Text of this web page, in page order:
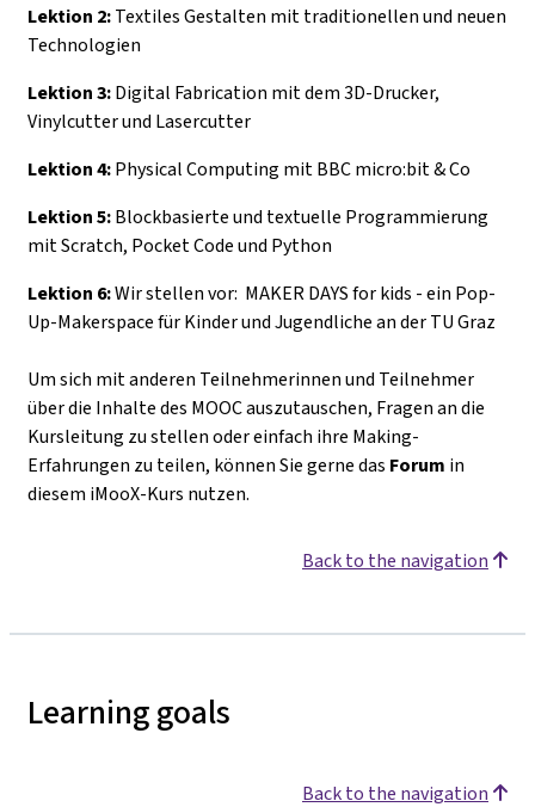
Lektion 2:Textiles Gestalten mit traditionellen und neuen
Technologien
Lektion 3:Digital Fabrication mit dem 3D-Drucker,
Vinylcutter und Lasercutter
Lektion 4:Physical Computing mit BBC micro:bit & Co
Lektion 5:Blockbasierte und textuelle Programmierung
mit Scratch, Pocket Code und Python
Lektion 6:Wir stellen vor: MAKER DAYS for kids - ein Pop-
Up-Makerspace für Kinder und Jugendliche an der TU Graz
Um sich mit anderen Teilnehmerinnen und Teilnehmer
über die Inhalte des MOOC auszutauschen, Fragen an die
Kursleitung zu stellen oder einfach ihre Making-
Erfahrungen zu teilen, können Sie gerne das Forum in
diesem iMooX-Kurs nutzen.
Back to the navigation
Learning goals
Back to the navigation